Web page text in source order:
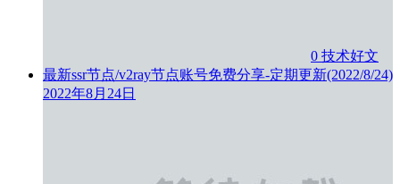
0 技术好文
最新ssr节点/v2ray节点账号免费分享-定期更新(2022/8/24)
2022年8月24日